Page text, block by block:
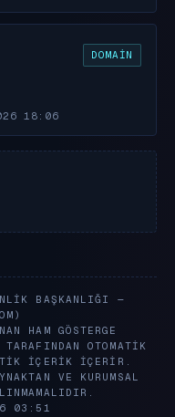
DOMAIN
18:06
BAŞKANLIĞI —
HAM GÖSTERGE
OTOMATIK
IÇERIK IÇERIR.
VE KURUMSAL
03:51